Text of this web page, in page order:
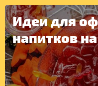
Идеи для
напитков